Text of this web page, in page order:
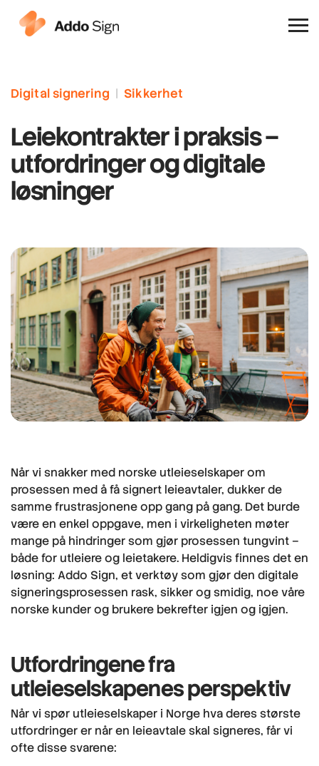
Hvorfor Addo Sign
Digital signering | Sikkerhet
Leiekontrakter i praksis –
utfordringer og digitale
løsninger
Når vi snakker med norske utleieselskaper om
prosessen med å få signert leieavtaler, dukker de
samme frustrasjonene opp gang på gang. Det burde
være en enkel oppgave, men i virkeligheten møter
mange på hindringer som gjør prosessen tungvint –
både for utleiere og leietakere. Heldigvis finnes det en
løsning: Addo Sign, et verktøy som gjør den digitale
signeringsprosessen rask, sikker og smidig, noe våre
norske kunder og brukere bekrefter igjen og igjen.
Utfordringene fra
utleieselskapenes perspektiv
Når vi spør utleieselskaper i Norge hva deres største
utfordringer er når en leieavtale skal signeres, får vi
ofte disse svarene: